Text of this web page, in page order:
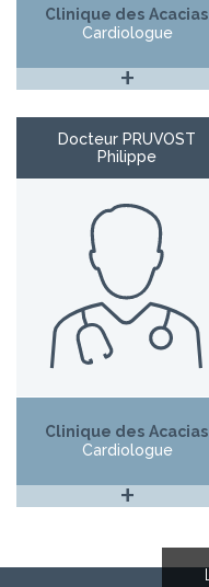
Clinique des Acacias
Cardiologue
+
Docteur PRUVOST
Philippe
Clinique des Acacias
Cardiologue
+